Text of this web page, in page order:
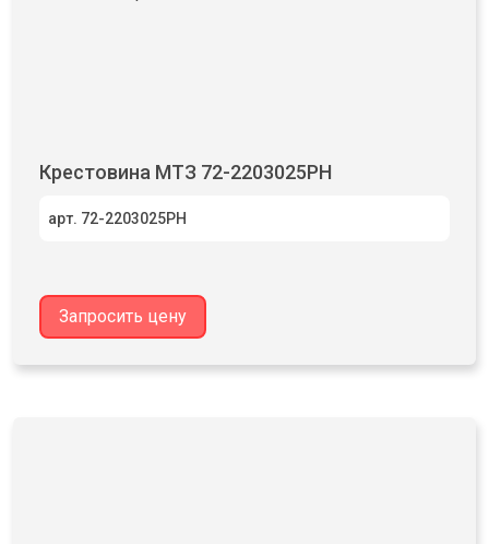
Крестовина МТЗ 72-2203025РН
арт. 72-2203025РН
Запросить цену